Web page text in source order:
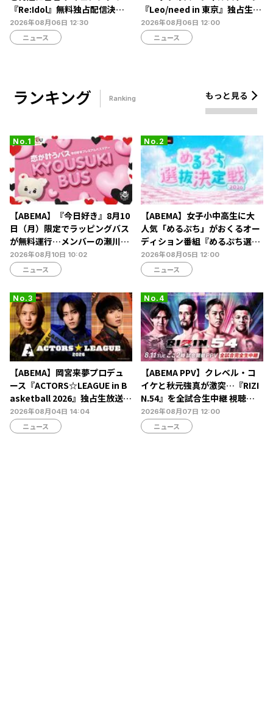
『Re:Idol』無料独占配信決
定…デビュー6年目の壁と2年間
の空白期に迫る
2026年08月06日 12:30
ニュース
『Leo/need in 東京』独占生放
送決定…ショートライブや生ア
フレコも
2026年08月06日 12:00
ニュース
ランキング Ranking もっと見る
【ABEMA】『今日好き』8月10
日（月）限定でラッピングバス
が無料運行…メンバーの瀬川陽
菜乃＆米澤りあが乗車
2026年08月10日 10:02
ニュース
【ABEMA】女子小中高生に大
人気「めるぷち」がおくるオー
ディション番組『めるぷち選抜
決定戦2026』の生配信が決定
2026年08月05日 12:00
ニュース
【ABEMA】岡宮来夢プロデュ
ース『ACTORS☆LEAGUE in B
asketball 2026』独占生放送決
定…北村諒、糸川耀士郎、長妻
怜央らが出演
2026年08月04日 14:04
ニュース
【ABEMA PPV】クレベル・コ
イケと秋元強真が激突…『RIZI
N.54』を全試合生中継 視聴チ
ケット販売中
2026年08月07日 12:00
ニュース